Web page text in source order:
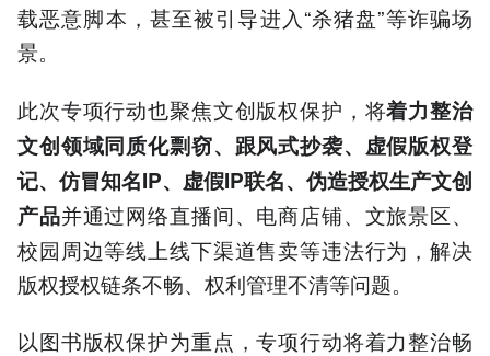
载恶意脚本，甚至被引导进入“杀猪盘”等诈骗场
景。
此次专项行动也聚焦文创版权保护，将着力整治
文创领域同质化剽窃、跟风式抄袭、虚假版权登
记、仿冒知名IP、虚假IP联名、伪造授权生产文创
产品并通过网络直播间、电商店铺、文旅景区、
校园周边等线上线下渠道售卖等违法行为，解决
版权授权链条不畅、权利管理不清等问题。
以图书版权保护为重点，专项行动将着力整治畅